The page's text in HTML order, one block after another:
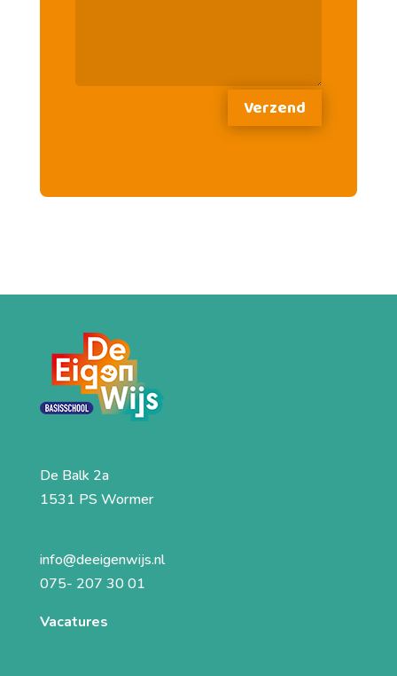
Verzend
De Balk 2a
1531 PS Wormer
info@deeigenwijs.nl
075- 207 30 01
Vacatures